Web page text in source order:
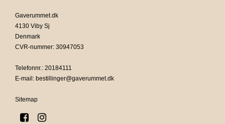
Gaverummet.dk
4130 Viby Sj
Denmark
CVR-nummer: 30947053
Telefonnr. : 20184111
E-mail: bestillinger@gaverummet.dk
Sitemap